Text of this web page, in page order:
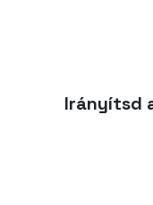
Irányítsd